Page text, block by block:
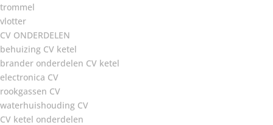
trommel
vlotter
CV ONDERDELEN
behuizing CV ketel
brander onderdelen CV ketel
electronica CV
rookgassen CV
waterhuishouding CV
CV ketel onderdelen